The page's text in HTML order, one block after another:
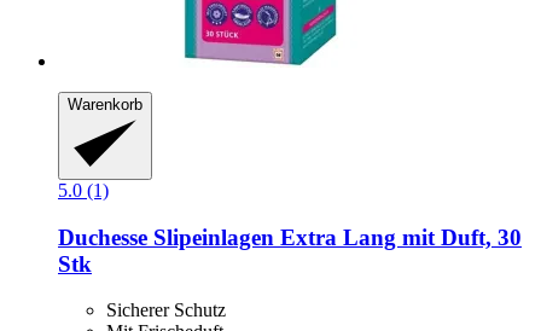
Warenkorb
5.0 (1)
Duchesse Slipeinlagen Extra Lang mit Duft, 30
Stk
Sicherer Schutz